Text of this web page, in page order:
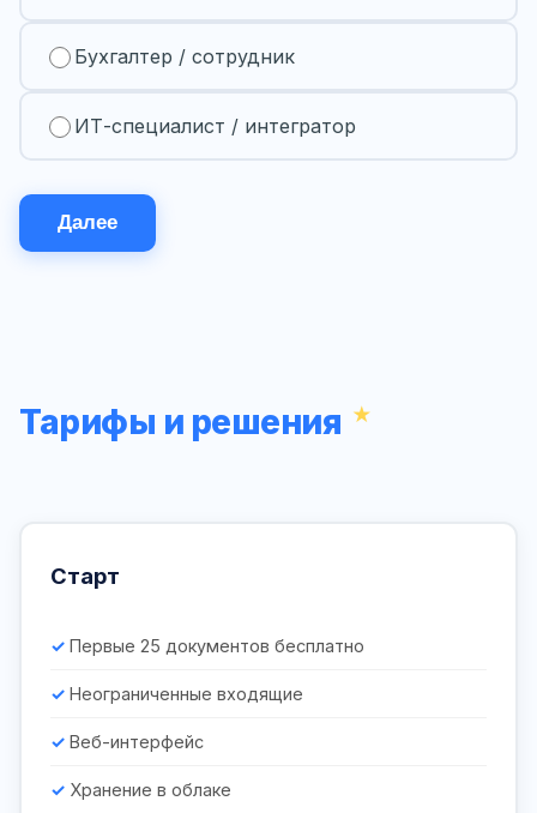
Бухгалтер / сотрудник
ИТ-специалист / интегратор
Далее
Тарифы и решения
Старт
Первые 25 документов бесплатно
Неограниченные входящие
Веб-интерфейс
Хранение в облаке